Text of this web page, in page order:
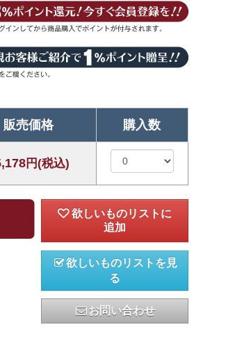
販売価格 購入数
円(税込)
欲しいものリストを見
る
お問い合わせ